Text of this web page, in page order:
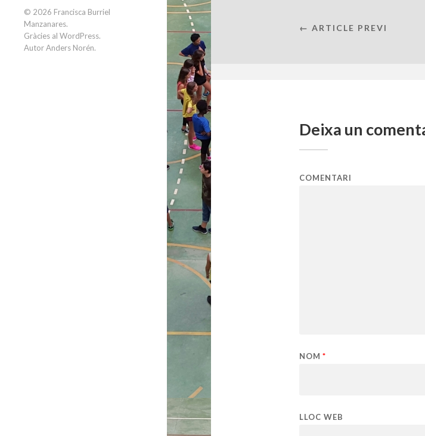
© 2026 Francisca Burriel
Manzanares.
Gràcies al WordPress.
AutorAnders Norén.
← ARTICLE PREVI
Deixa un
COMENTARI
NOM *
LLOC WEB